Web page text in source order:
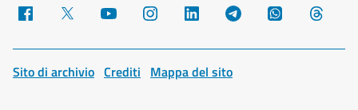
Facebook YouTube Instagram LinkedIn Telegram WhatsApp
Sito di archivio Crediti Mappa del sito